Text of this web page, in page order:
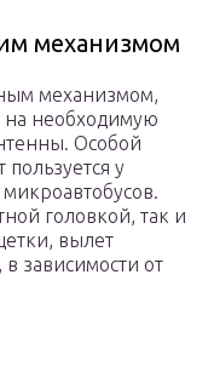
механизмом
механизмом,
необходимую
Особой
у
головкой, так и
вылет
зависимости от